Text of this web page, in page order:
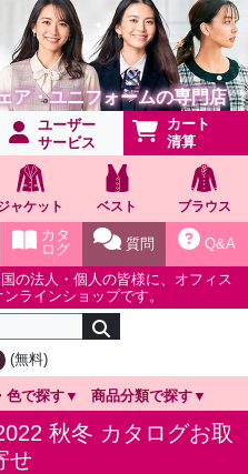
ア・ユニフォームの専門店
ユーザー
サービス
カート
清算
ャケット ベスト ブラウス
Q&A
質問
カタ
ログ
の法人・個人の皆様に、オフィス
ラインショップです。
(無料)
色で探す 商品分類で探す
秋冬 カタログお取
せ